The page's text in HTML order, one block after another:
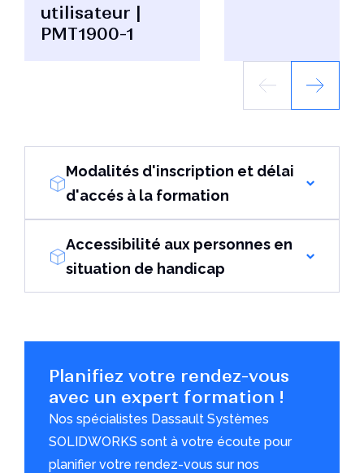
utilisateur |
PMT1900-1
Modalités d'inscription et délai
d'accés à la formation
Accessibilité aux personnes en
situation de handicap
Planifiez votre rendez-vous
avec un expert formation !
Nos spécialistes Dassault Systèmes
SOLIDWORKS sont à votre écoute pour
planifier votre rendez-vous sur nos